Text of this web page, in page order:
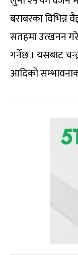
बराबरका
सतहमा उत्खनन
गर्नेछ । यसबाट
आदिको